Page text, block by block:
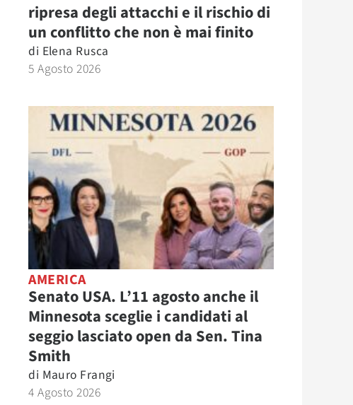
ripresa degli attacchi e il rischio di
un conflitto che non è mai finito
di Elena Rusca
5 Agosto 2026
AMERICA
Senato USA. L’11 agosto anche il
Minnesota sceglie i candidati al
seggio lasciato open da Sen. Tina
Smith
di Mauro Frangi
4 Agosto 2026